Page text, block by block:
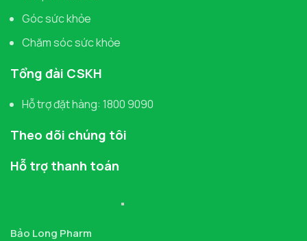
Góc sức khỏe
Chăm sóc sức khỏe
Tổng đài CSKH
Hỗ trợ đặt hàng: 1800 9090
Theo dõi chúng tôi
Hỗ trợ thanh toán
Bảo Long Pharm